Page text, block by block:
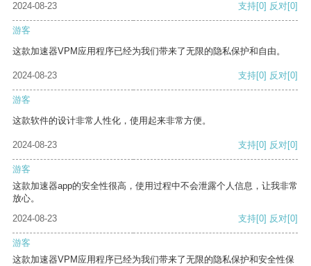
2024-08-23
支持[0] 反对[0]
游客
这款加速器VPM应用程序已经为我们带来了无限的隐私保护和自由。
2024-08-23 支持[0] 反对[0]
游客
这款软件的设计非常人性化，使用起来非常方便。
2024-08-23 支持[0] 反对[0]
游客
这款加速器app的安全性很高，使用过程中不会泄露个人信息，让我非常
放心。
2024-08-23
支持[0] 反对[0]
游客
这款加速器VPM应用程序已经为我们带来了无限的隐私保护和安全性保